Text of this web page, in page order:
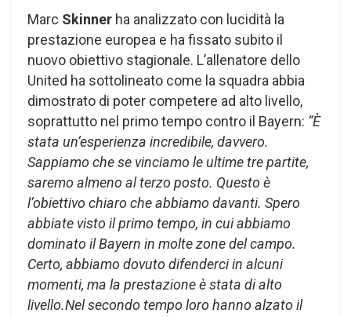
Marc Skinner ha analizzato con lucidità la
prestazione europea e ha fissato subito il
nuovo obiettivo stagionale. L’allenatore dello
United ha sottolineato come la squadra abbia
dimostrato di poter competere ad alto livello,
soprattutto nel primo tempo contro il Bayern: “È
stata un’esperienza incredibile, davvero.
Sappiamo che se vinciamo le ultime tre partite,
saremo almeno al terzo posto. Questo è
l’obiettivo chiaro che abbiamo davanti. Spero
abbiate visto il primo tempo, in cui abbiamo
dominato il Bayern in molte zone del campo.
Certo, abbiamo dovuto difenderci in alcuni
momenti, ma la prestazione è stata di alto
livello.Nel secondo tempo loro hanno alzato il